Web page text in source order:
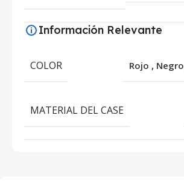
Información Relevante
COLOR Rojo , Negro
MATERIAL DEL CASE